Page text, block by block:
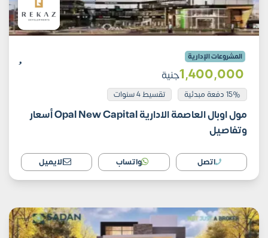
المشروعات الإدارية
1٬400٬000جنية
15% دفعة مبدئية تقسيط 4 سنوات
مول اوبال العاصمة الادارية Opal New Capital أسعار
وتفاصيل
اتصل واتساب الايميل